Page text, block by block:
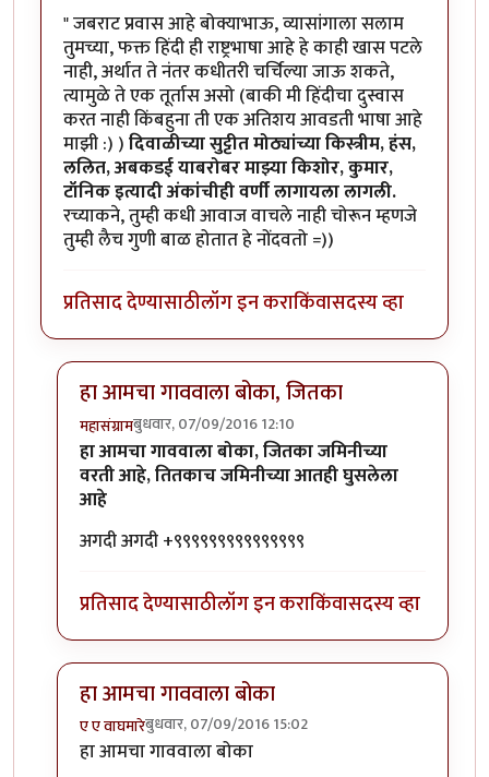
" जबराट प्रवास आहे बोक्याभाऊ, व्यासांगाला सलाम
तुमच्या, फक्त हिंदी ही राष्ट्रभाषा आहे हे काही खास पटले
नाही, अर्थात ते नंतर कधीतरी चर्चिल्या जाऊ शकते,
त्यामुळे ते एक तूर्तास असो (बाकी मी हिंदीचा दुस्वास
करत नाही किंबहुना ती एक अतिशय आवडती भाषा आहे
माझी :) )दिवाळीच्या सुट्टीत मोठ्यांच्या किस्त्रीम, हंस,
ललित, अबकडई याबरोबर माझ्या किशोर, कुमार,
टॉनिक इत्यादी अंकांचीही वर्णी लागायला लागली.
रच्याकने, तुम्ही कधी आवाज वाचले नाही चोरून म्हणजे
तुम्ही लैच गुणी बाळ होतात हे नोंदवतो =))
प्रतिसाद देण्यासाठीलॉग इन कराकिंवासदस्य व्हा
हा आमचा गाववाला बोका, जितका
महासंग्रामबुधवार, 07/09/2016 12:10
In reply toआज एक गोष्ट मी जाहीर करूbyकैलासवासी
हा आमचा गाववाला बोका, जितका जमिनीच्या
वरती आहे, तितकाच जमिनीच्या आतही घुसलेला
आहे
अगदी अगदी +९९९९९९९९९९९९९९९
प्रतिसाद देण्यासाठीलॉग इन कराकिंवासदस्य व्हा
हा आमचा गाववाला बोका
ए ए वाघमारेबुधवार, 07/09/2016 15:02
In reply toआज एक गोष्ट मी जाहीर करू
हा आमचा गाववाला बोका